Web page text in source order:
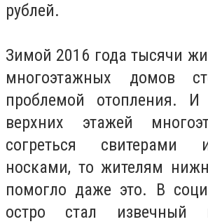
рублей.
Зимой 2016 года тысячи
многоэтажных домов
проблемой отопления. И
верхних этажей
согреться свитерами
носками, то жителям
помогло даже это. В
остро стал извечный